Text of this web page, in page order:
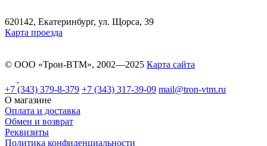
620142, Екатеринбург, ул. Щорса, 39
Карта проезда
© ООО «Трон-ВТМ», 2002—2025 Карта сайта
+7 (343) 379-8-379 +7 (343) 317-39-09 mail@tron-vtm.ru
О магазине
Оплата и доставка
Обмен и возврат
Реквизиты
Политика конфиденциальности